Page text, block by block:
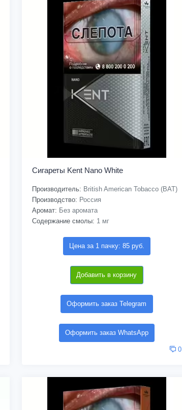
Сигареты Kent Nano White
Производитель: British American Tobacco (BAT)
Производство: Россия
Аромат: Без аромата
Содержание смолы: 1 мг
Цена за 1 пачку: 85 руб.
Добавить в корзину
Оформить заказ Telegram
Оформить заказ WhatsApp
0